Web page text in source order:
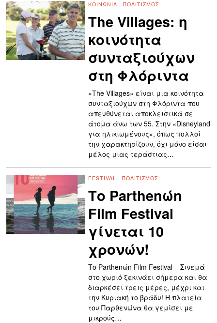
ΚΟΙΝΩΝΊΑ · ΠΟΛΙΤΙΣΜΌΣ
The Villages: η
κοινότητα
συνταξιούχων
στη Φλόριντα
«The Villages» είναι μια κοινότητα
συνταξιούχων στη Φλόριντα που
απευθύνεται αποκλειστικά σε
άτομα άνω των 55. Στην «Disneyland
για ηλικιωμένους», όπως πολλοί
την χαρακτηρίζουν, όχι μόνο είσαι
μέλος μιας τεράστιας…
FESTIVAL · ΠΟΛΙΤΙΣΜΌΣ
Το Parthenώn
Film Festival
γίνεται 10
χρονών!
Το Parthenώn Film Festival – Σινεμά
στο χωριό ξεκινάει σήμερα και θα
διαρκέσει τρεις μέρες, μέχρι και
την Κυριακή το βράδυ! Η πλατεία
του Παρθενώνα θα γεμίσει με
μικρούς…